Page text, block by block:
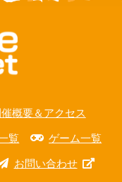
概要＆アクセス
覧 ゲーム一覧
お問い合わせ